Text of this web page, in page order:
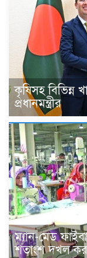
কৃষিসহ বিভিন্ন
প্রধানমন্ত্রীর
ম্যান-মেড
শতাংশ দখল